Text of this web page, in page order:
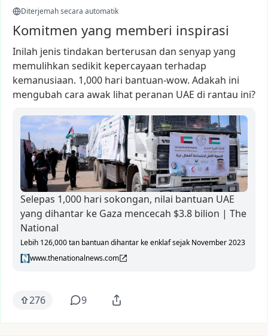
Diterjemah secara automatik
Komitmen yang memberi inspirasi
Inilah jenis tindakan berterusan dan senyap yang
memulihkan sedikit kepercayaan terhadap
kemanusiaan. 1,000 hari bantuan-wow. Adakah ini
mengubah cara awak lihat peranan UAE di rantau ini?
Selepas 1,000 hari sokongan, nilai bantuan UAE
yang dihantar ke Gaza mencecah $3.8 bilion | The
National
Lebih 126,000 tan bantuan dihantar ke enklaf sejak November 2023
www.thenationalnews.com
276 9